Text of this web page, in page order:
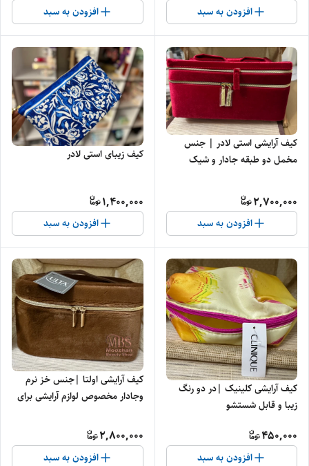
افزودن به سبد افزودن به سبد
کیف آرایشی استی لادر | جنس
مخمل دو طبقه جادار و شیک
2,700,000
افزودن به سبد
کیف زیبای استی لادر
1,400,000
افزودن به سبد
کیف آرایشی کلینیک |در دو رنگ
زیبا و قابل شستشو
450,000
افزودن به سبد
کیف آرایشی اولتا |جنس خز نرم
وجادار مخصوص لوازم آرایشی برای
2,800,000
افزودن به سبد